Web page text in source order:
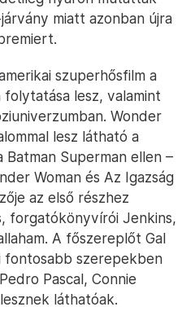
miatt azonban újra
szuperhősfilm a
folytatása lesz, valamint
Wonder
lesz látható a
Batman Superman ellen –
Woman és Az Igazság
az első részhez
forgatókönyvírói Jenkins,
A főszereplőt Gal
fontosabb szerepekben
Pascal, Connie
láthatóak.